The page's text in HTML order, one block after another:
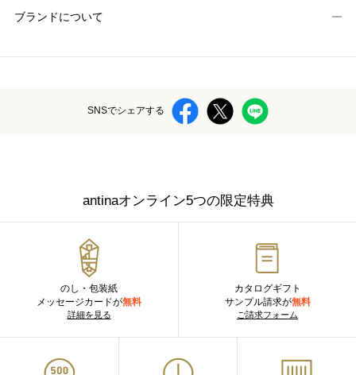
ブランドについて
SNSでシェアする
antinaオンライン5つの限定特典
のし・包装紙
メッセージカードが無料
詳細を見る
カタログギフト
サンプル請求が無料
ご請求フォーム